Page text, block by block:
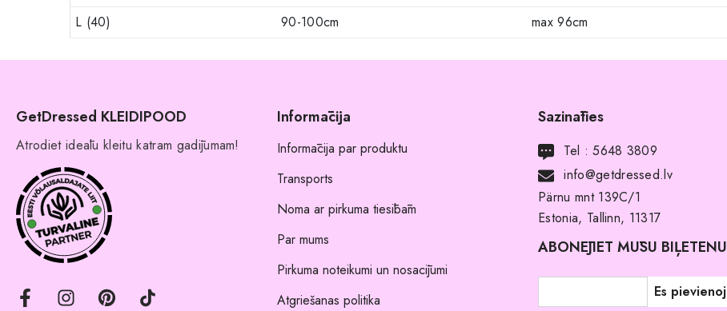
L (40)
90-100cm max 96cm
GetDressed KLEIDIPOOD
Atrodiet ideālu kleitu katram gadījumam!
Informācija
Informācija par produktu
Transports
Noma ar pirkuma tiesībām
Par mums
Pirkuma noteikumi un nosacījumi
Atgriešanas politika
Sazināties
Tel :5648 3809
info@getdressed.lv
Pärnu mnt 139C/1
Estonia, Tallinn, 11317
ABONĒJIET MŪSU BIĻETENU